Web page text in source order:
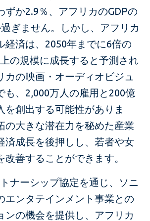
ずか2.9％、アフリカのGDPの
ぎません。しかし、アフリカ
経済は、2050年までに6倍の
の規模に成長すると予測され
カの映画・オーディオビジュ
も、2,000万人の雇用と200億
を創出する可能性がありま
の大きな潜在力を秘めた産業
済成長を後押しし、若者や女
善することができます。
トナーシップ協定を通じ、ソニ
エンタテインメント事業との
ンの機会を提供し、アフリカ